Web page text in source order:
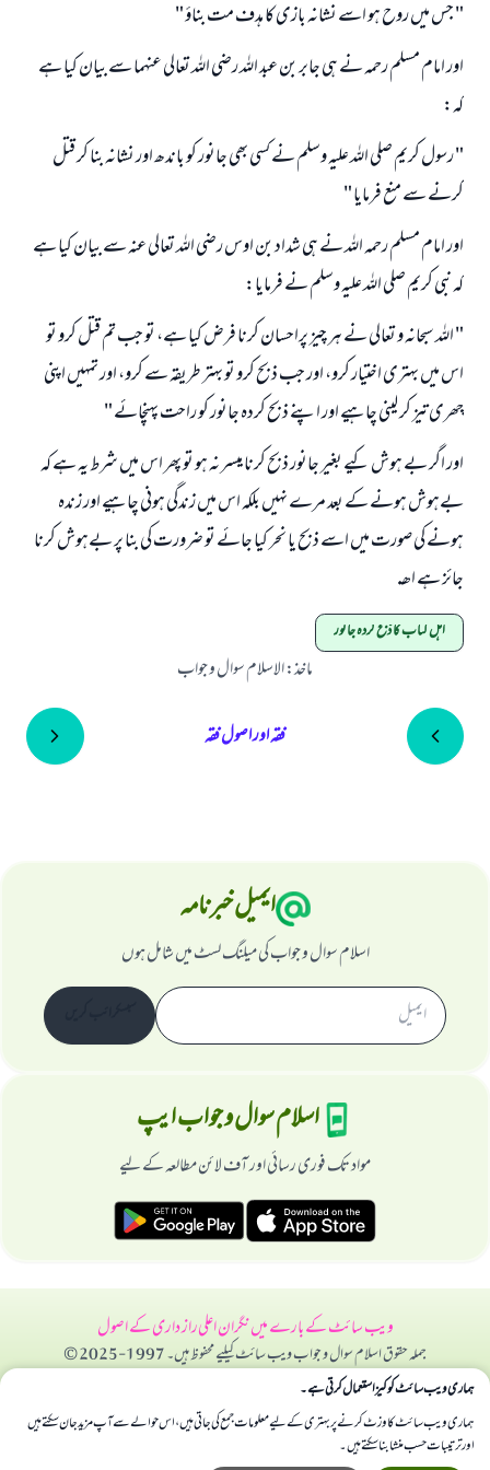
" جس ميں روح ہو اسے نشانہ بازى كا ہدف مت بناؤ "
اور امام مسلم رحمہ نے ہى جابر بن عبد اللہ رضى اللہ تعالى عنہما سے بيان كيا ہے
كہ:
" رسول كريم صلى اللہ عليہ وسلم نے كسى بھى جانور كو باندھ اور نشانہ بنا كر قتل
كرنے سے منع فرمايا "
اور امام مسلم رحمہ اللہ نے ہى شداد بن اوس رضى اللہ تعالى عنہ سے بيان كيا ہے
كہ نبى كريم صلى اللہ عليہ وسلم نے فرمايا:
" اللہ سبحانہ و تعالى نے ہر چيز پراحسان كرنا فرض كيا ہے، تو جب تم قتل كرو تو
اس ميں بہترى اختيار كرو، اور جب ذبح كرو تو بہتر طريقہ سے كرو، اور تمہيں اپنى
چھرى تيز كر لينى چاہيے اور اپنے ذبح كردہ جانور كو راحت پہنچائے "
اور اگر بے ہوش كيے بغير جانور ذبح كرنا ميسر نہ ہو تو پھر اس ميں شرط يہ ہے كہ
بےہوش ہونے كے بعد مرے نہيں بلكہ اس ميں زندگى ہونى چاہيے اور زندہ
ہونے كى صورت ميں اسے ذبح يا نحر كيا جائے تو ضرورت كى بنا پر بےہوش كرنا
جائز ہے اھـ.
اہل کتاب کا ذبح کردہ جانور
ماخذ:الاسلام سوال و جواب
فقہ اور اصول فقہ
ایمیل خبرنامہ
اسلام سوال و جواب کی میلنگ لسٹ میں شامل ہوں
اسلام سوال و جواب ایپ
مواد تک فوری رسائی اور آف لائن مطالعہ کے لیے
ویب سائٹ کے بارے میںنگران اعلیراز داری کے اصول
جملہ حقوق اسلام سوال و جواب ویب سائٹ کیلیے محفوظ ہیں۔ 1997-2025 ©
ہماری ویب سائٹ کوکیز استعمال کرتی ہے۔
ہماری ویب سائٹ کا وزٹ کرنے پر بہتری کے لیے معلومات جمع کی جاتی ہیں، اس حوالے سے آپ مزید جان سکتے ہیں
اور ترتیبات حسب منشا بنا سکتے ہیں۔